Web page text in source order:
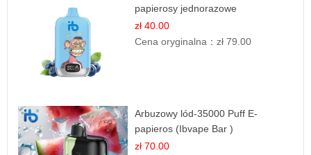
papierosy jednorazowe
zł 40.00
Cena oryginalna：zł 79.00
Arbuzowy lód-35000 Puff E-
papieros (Ibvape Bar )
zł 70.00